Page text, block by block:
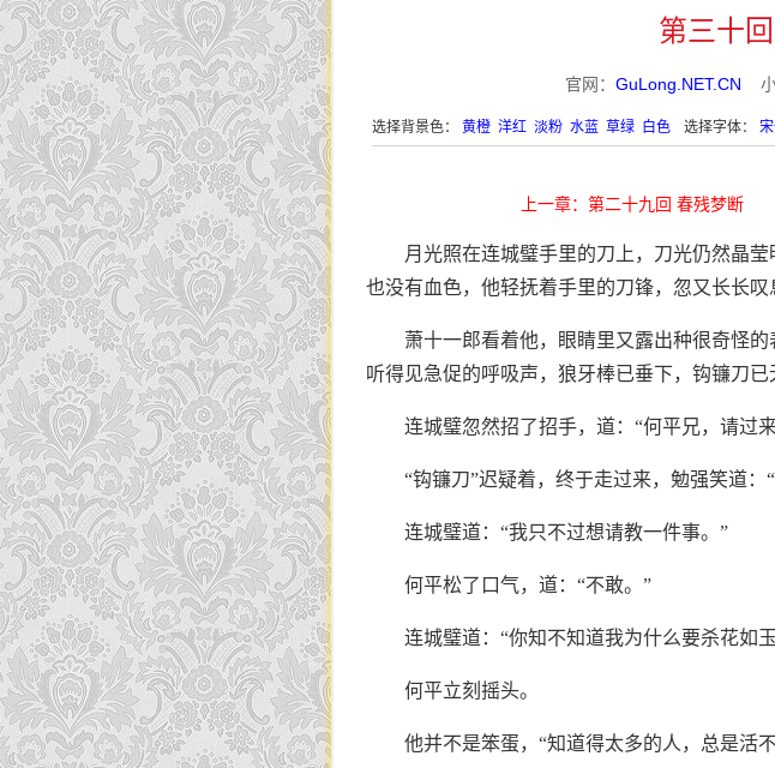
第三十
官网： GuLong.NET.CN 小
选择背景色： 黄橙 洋红 淡粉 水蓝 草绿 白色 选择字体：
上一章：第二十九回 春残梦断
月光照在连城璧手里的刀上，刀光仍然晶
也没有血色，他轻抚着手里的刀锋，忽又长长
萧十一郎看着他，眼睛里又露出种很奇怪
听得见急促的呼吸声，狼牙棒已垂下，钩镰刀已
连城璧忽然招了招手，道：“何平兄，请过
“钩镰刀”迟疑着，终于走过来，勉强笑道：
连城璧道：“我只不过想请教一件事。”
何平松了口气，道：“不敢。”
连城璧道：“你知不知道我为什么要杀花如
何平立刻摇头。
他并不是笨蛋，“知道得太多的人，总是活